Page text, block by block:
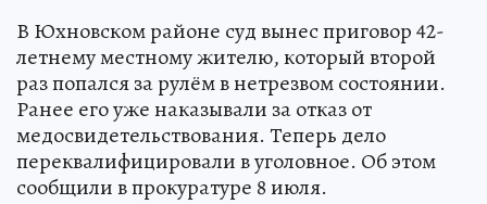
В Юхновском районе суд вынес приговор 42-
летнему местному жителю, который второй
раз попался за рулём в нетрезвом состоянии.
Ранее его уже наказывали за отказ от
медосвидетельствования. Теперь дело
переквалифицировали в уголовное. Об этом
сообщили в прокуратуре 8 июля.